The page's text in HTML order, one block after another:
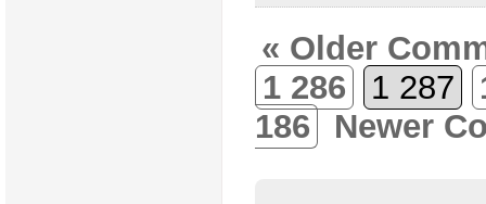
« Older
1 286
1 287
186
Newer